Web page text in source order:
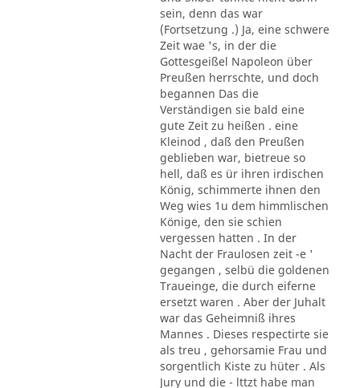
sein, denn das war
(Fortsetzung .) Ja, eine schwere
Zeit wae 's, in der die
Gottesgeißel Napoleon über
Preußen herrschte, und doch
begannen Das die
Verständigen sie bald eine
gute Zeit zu heißen . eine
Kleinod , daß den Preußen
geblieben war, bietreue so
hell, daß es ür ihren irdischen
König, schimmerte ihnen den
Weg wies 1u dem himmlischen
Könige, den sie schien
vergessen hatten . In der
Nacht der Fraulosen zeit -e '
gegangen , selbü die goldenen
Traueinge, die durch eiferne
ersetzt waren . Aber der Juhalt
war das Geheimniß ihres
Mannes . Dieses respectirte sie
als treu , gehorsamie Frau und
sorgentlich Kiste zu hüter . Als
Jury und die - lttzt habe man